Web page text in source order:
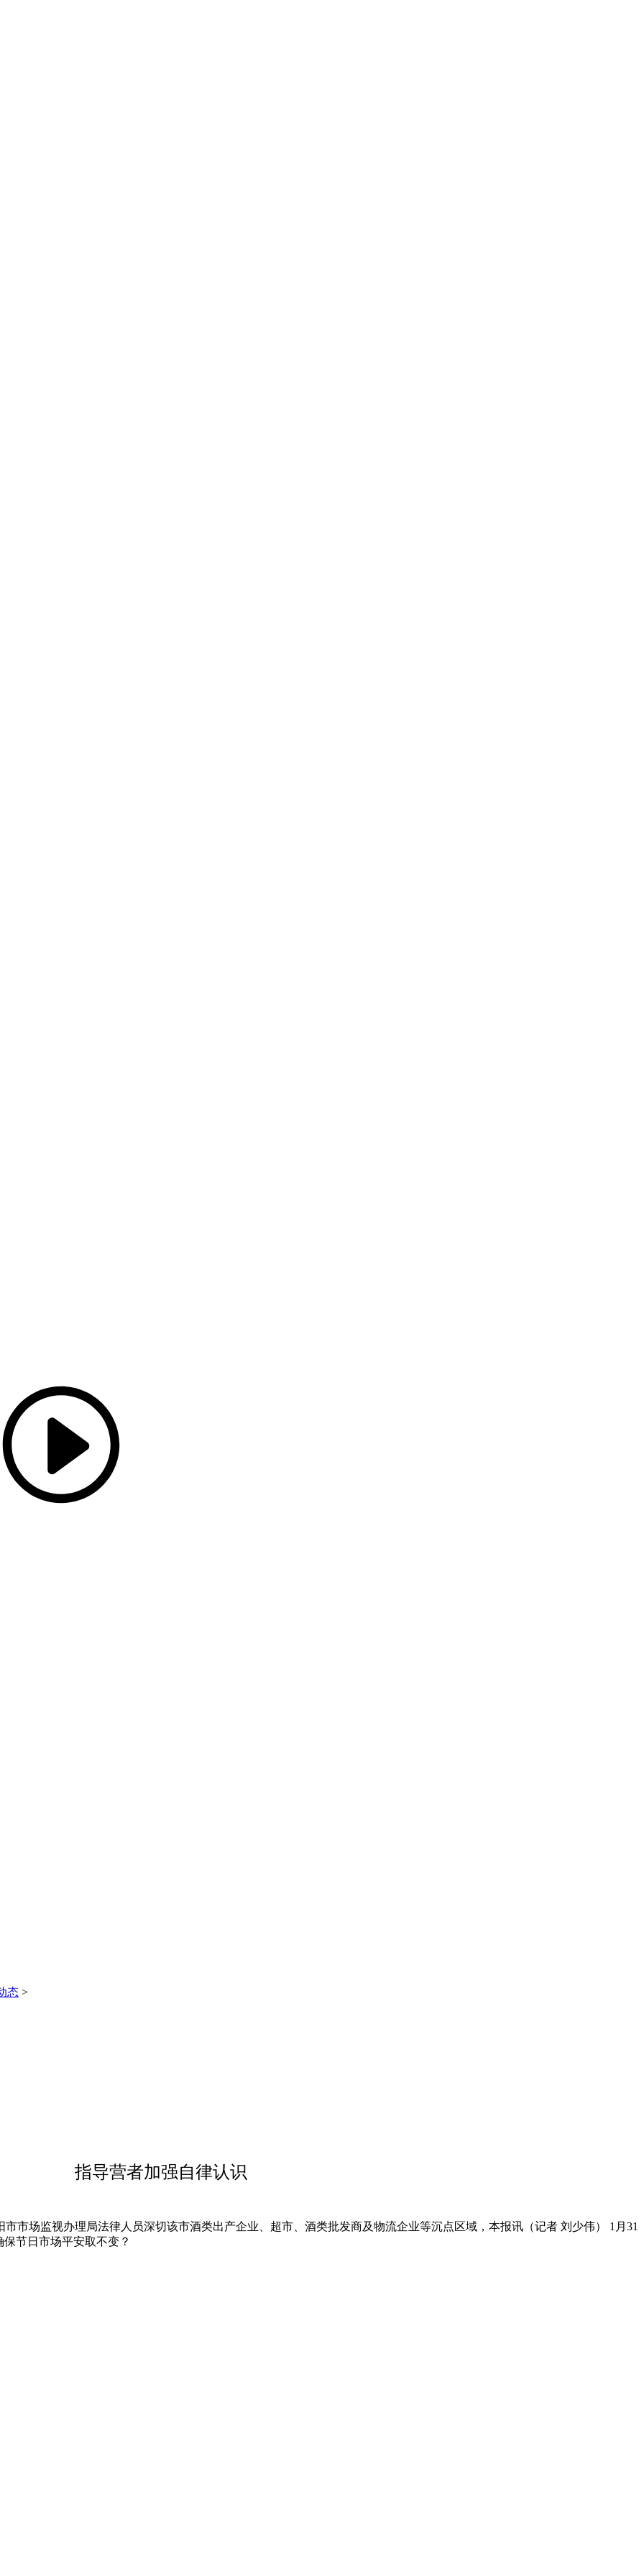
态 >
指导营者加强自律认识
场监视办理局法律人员深切该市酒类出产企业、超市、酒类批发商及物流企业等沉点区域，本报讯（记者 刘少伟） 1月31
节日市场平安取不变？